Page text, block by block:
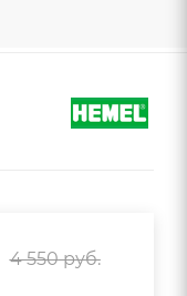
4 550руб.